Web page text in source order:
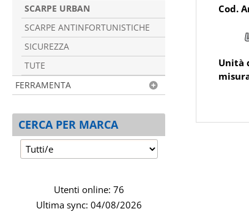
SCARPE URBAN
SCARPE ANTINFORTUNISTICHE
SICUREZZA
TUTE
FERRAMENTA
CERCA PER MARCA
Utenti online: 76
Ultima sync: 04/08/2026
Cod.
Unità